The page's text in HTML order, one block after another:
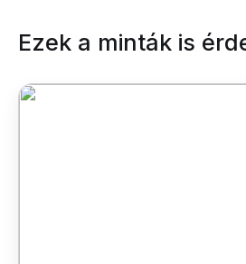
Ezek a minták is